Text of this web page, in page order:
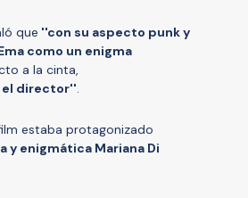
que ''con su aspecto punk y
como un enigma
a la cinta,
el director''.
estaba protagonizado
y enigmática Mariana Di